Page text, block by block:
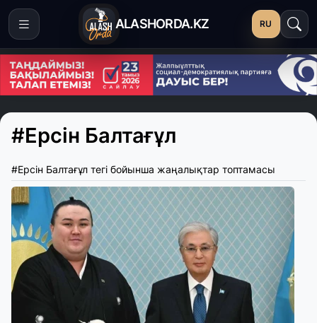
ALASHORDA.KZ RU
#Ерсін Балтағұл
#Ерсін Балтағұл тегі бойынша жаңалықтар топтамасы